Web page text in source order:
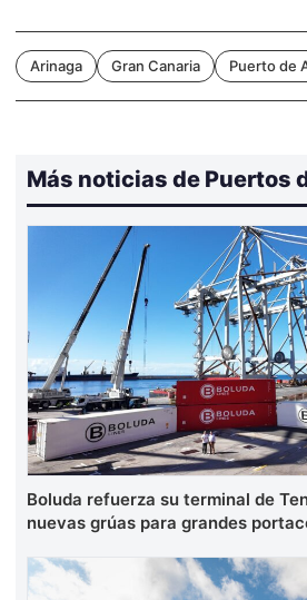
Arinaga Gran Canaria Puerto de
Más noticias de Puertos
Boluda refuerza su terminal de
nuevas grúas para grandes